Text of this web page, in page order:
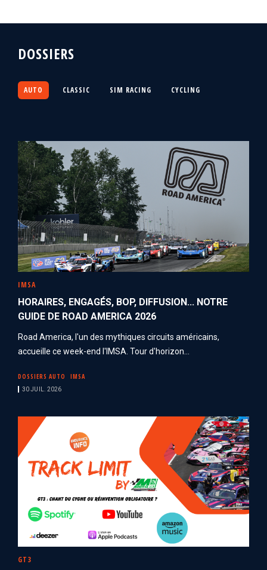
DOSSIERS
AUTO CLASSIC SIM RACING CYCLING
IMSA
HORAIRES, ENGAGÉS, BOP, DIFFUSION... NOTRE
GUIDE DE ROAD AMERICA 2026
Road America, l'un des mythiques circuits américains,
accueille ce week-end l'IMSA. Tour d'horizon...
DOSSIERS AUTO IMSA
30 JUIL. 2026
GT3